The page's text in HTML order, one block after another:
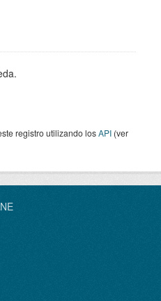
registro utilizando losAPI (ver